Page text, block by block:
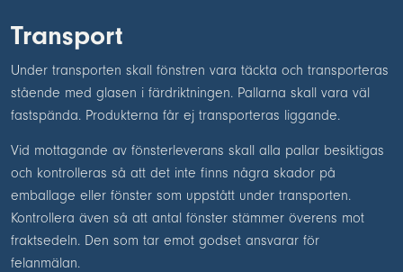
Transport
Under transporten skall fönstren vara täckta och transporteras
stående med glasen i färdriktningen. Pallarna skall vara väl
fastspända. Produkterna får ej transporteras liggande.
Vid mottagande av fönsterleverans skall alla pallar besiktigas
och kontrolleras så att det inte finns några skador på
emballage eller fönster som uppstått under transporten.
Kontrollera även så att antal fönster stämmer överens mot
fraktsedeln. Den som tar emot godset ansvarar för
felanmälan.